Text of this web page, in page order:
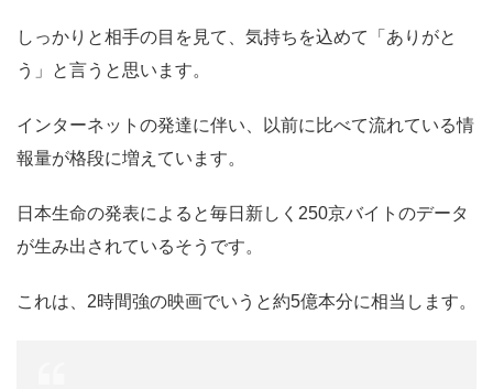
しっかりと相手の目を見て、気持ちを込めて「ありがと
う」と言うと思います。
インターネットの発達に伴い、以前に比べて流れている情
報量が格段に増えています。
日本生命の発表によると毎日新しく250京バイトのデータ
が生み出されているそうです。
これは、2時間強の映画でいうと約5億本分に相当します。